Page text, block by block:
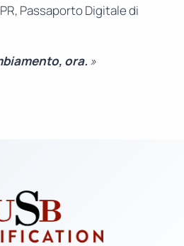
Passaporto Digitale di
ora. »